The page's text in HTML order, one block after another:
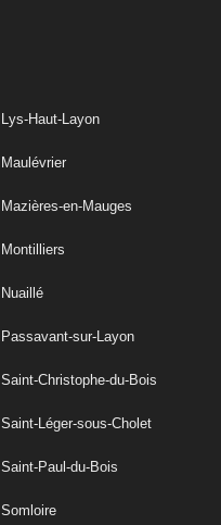
Lys-Haut-Layon
Maulévrier
Mazières-en-Mauges
Montilliers
Nuaillé
Passavant-sur-Layon
Saint-Christophe-du-Bois
Saint-Léger-sous-Cholet
Saint-Paul-du-Bois
Somloire